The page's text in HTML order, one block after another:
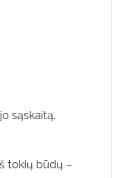
sąskaitą.
tokių būdų –